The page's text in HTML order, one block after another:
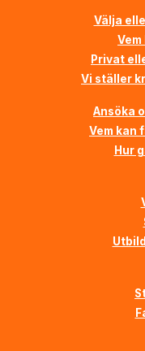
Välja
Privat
Vi ställer
Ansöka
Vem kan
Hur